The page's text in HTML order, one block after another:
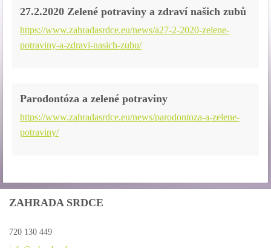
27.2.2020 Zelené potraviny a zdraví našich zubů
https://www.zahradasrdce.eu/news/a27-2-2020-zelene-
potraviny-a-zdravi-nasich-zubu/
Parodontóza a zelené potraviny
https://www.zahradasrdce.eu/news/parodontoza-a-zelene-
potraviny/
ZAHRADA SRDCE
720 130 449